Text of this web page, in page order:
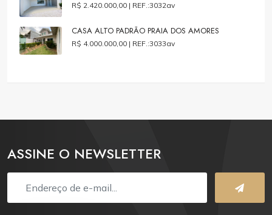
R$ 2.420.000,00 | REF.:3032av
CASA ALTO PADRÃO PRAIA DOS AMORES
R$ 4.000.000,00 | REF.:3033av
ASSINE O NEWSLETTER